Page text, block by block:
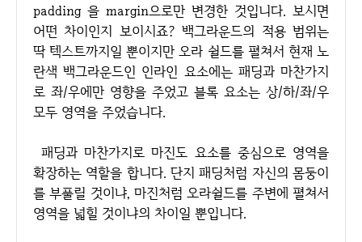
padding 을 margin으로만 변경한 것입니다. 보시면
어떤 차이인지 보이시죠? 백그라운드의 적용 범위는
딱 텍스트까지일 뿐이지만 오라 쉴드를 펼쳐서 현재 노
란색 백그라운드인 인라인 요소에는 패딩과 마찬가지
로 좌/우에만 영향을 주었고 블록 요소는 상/하/좌/우
모두 영역을 주었습니다.
패딩과 마찬가지로 마진도 요소를 중심으로 영역을
확장하는 역할을 합니다. 단지 패딩처럼 자신의 몸둥이
를 부풀릴 것이냐, 마진처럼 오라쉴드를 주변에 펼쳐서
영역을 넓힐 것이냐의 차이일 뿐입니다.